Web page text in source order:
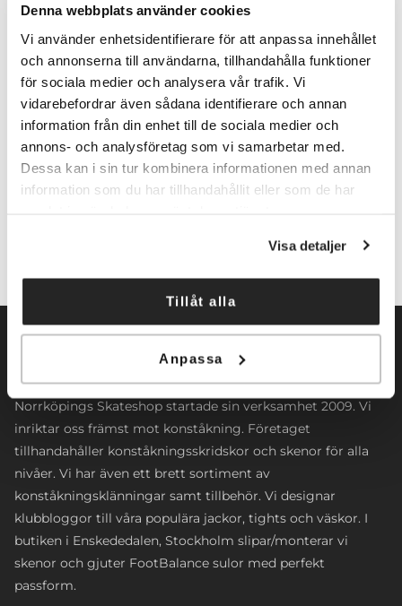
Denna webbplats använder cookies
Vi använder enhetsidentifierare för att anpassa innehållet
och annonserna till användarna, tillhandahålla funktioner
för sociala medier och analysera vår trafik. Vi
vidarebefordrar även sådana identifierare och annan
information från din enhet till de sociala medier och
annons- och analysföretag som vi samarbetar med.
Dessa kan i sin tur kombinera informationen med annan
information som du har tillhandahållit eller som de har
Visa detaljer
Tillåt alla
Anpassa
Färger (generella)
Lägg till i varukorg
Norrköpings Skateshop startade sin verksamhet 2009. Vi
inriktar oss främst mot konståkning. Företaget
tillhandahåller konståkningsskridskor och skenor för alla
nivåer. Vi har även ett brett sortiment av
konståkningsklänningar samt tillbehör. Vi designar
klubbloggor till våra populära jackor, tights och väskor. I
butiken i Enskededalen, Stockholm slipar/monterar vi
skenor och gjuter FootBalance sulor med perfekt
passform.